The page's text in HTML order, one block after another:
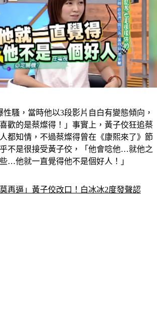
歡的是蔡燦得！」事實上，黃子佼狂追蔡
都知情，不過蔡燦得曾在《康熙來了》節
不是很接受黃子佼，「他會唸他…就他之
…他就一直覺得他不是個好人！」